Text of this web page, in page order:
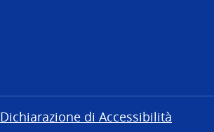
Dichiarazione di Accessibilità